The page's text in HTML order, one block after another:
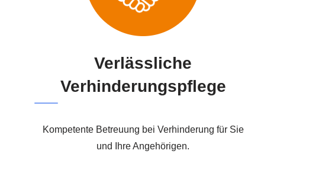
Verlässliche
Verhinderungspflege
Kompetente Betreuung bei Verhinderung für Sie
und Ihre Angehörigen.